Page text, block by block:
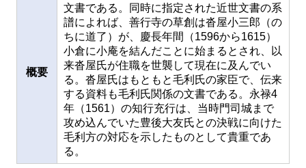
概要
文書である。同時に指定された近世文書の系
譜によれば、善行寺の草創は沓屋小三郎（の
ちに道了）が、慶長年間（1596から1615）
小倉に小庵を結んだことに始まるとされ、以
来沓屋氏が住職を世襲して現在に及んでい
る。沓屋氏はもともと毛利氏の家臣で、伝来
する資料も毛利氏関係の文書である。永禄4
年（1561）の知行充行は、当時門司城まで
攻め込んでいた豊後大友氏との決戦に向けた
毛利方の対応を示したものとして貴重であ
る。